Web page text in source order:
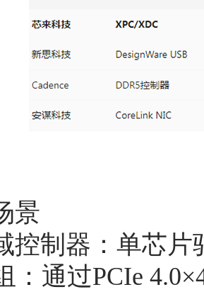
景
控制器：单芯
：通过PCIe